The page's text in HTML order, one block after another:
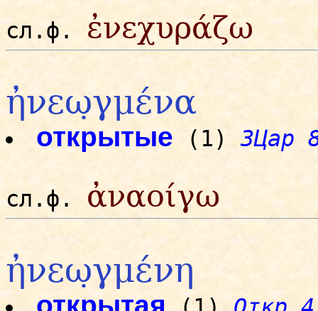
сл.ф. ἐνεχυράζω
ἠνεω̣γμένα
открытые (1)3Цар
сл.ф. ἀναοίγω
ἠνεω̣γμένη
открытая